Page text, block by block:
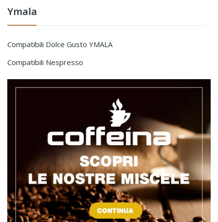
Ymala
Compatibili Dolce Gusto YMALA
Compatibili Nespresso